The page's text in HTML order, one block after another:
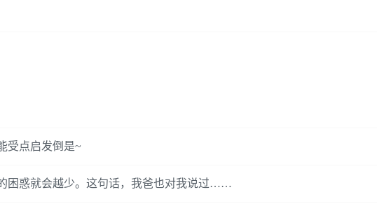
受点启发倒是~
困惑就会越少。这句话，我爸也对我说过……